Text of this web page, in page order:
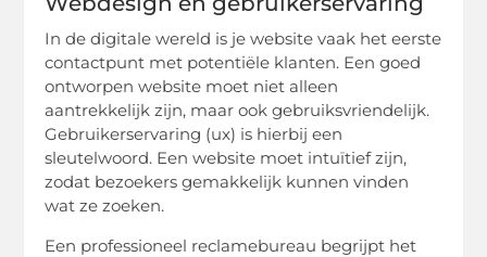
In de digitale wereld is je website vaak het eerste
contactpunt met potentiële klanten. Een goed
ontworpen website moet niet alleen
aantrekkelijk zijn, maar ook gebruiksvriendelijk.
Gebruikerservaring (ux) is hierbij een
sleutelwoord. Een website moet intuïtief zijn,
zodat bezoekers gemakkelijk kunnen vinden
wat ze zoeken.
Een professioneel reclamebureau begrijpt het